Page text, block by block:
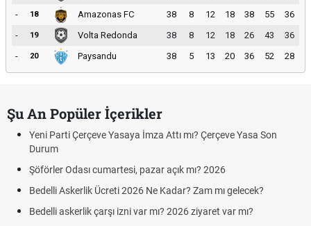
-
18 Amazonas FC 38 8 12 18 38 55
36
-
19 Volta Redonda 38 8 12 18 26 43
36
-
20 Paysandu 38 5 13 20 36 52 28
Şu An Popüler İçerikler
Yeni Parti Çerçeve Yasaya İmza Attı mı? Çerçeve Yasa Son
Durum
Şöförler Odası cumartesi, pazar açık mı? 2026
Bedelli Askerlik Ücreti 2026 Ne Kadar? Zam mı gelecek?
Bedelli askerlik çarşı izni var mı? 2026 ziyaret var mı?